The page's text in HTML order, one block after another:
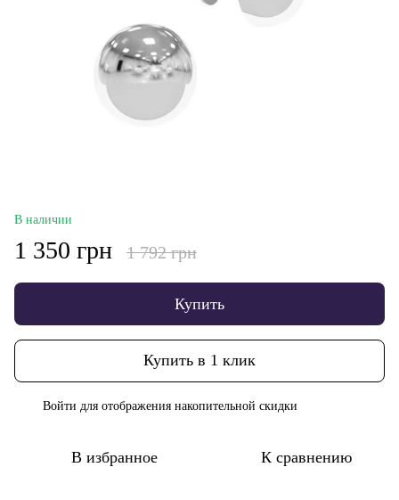
В наличии
1 350 грн 1 792 грн
Купить
Купить в 1 клик
Войти для отображения накопительной скидки
В избранное К сравнению